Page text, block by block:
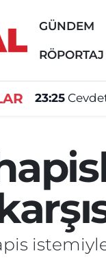
GÜNDEM
RÖPORTAJ
23:25